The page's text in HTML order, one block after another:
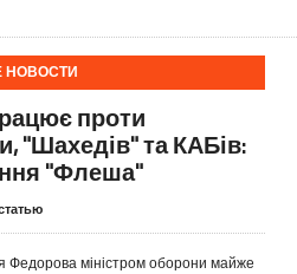
НОВОСТИ
проти
"Шахедів" та КАБів:
"Флеша"
Федорова міністром оборони майже